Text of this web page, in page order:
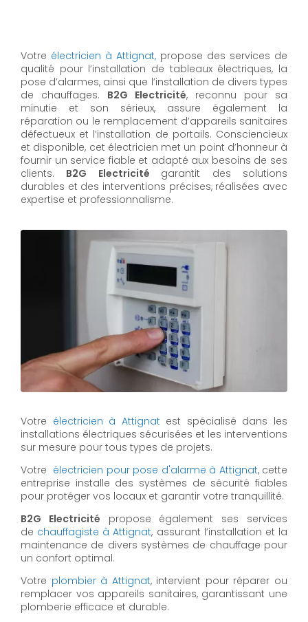
Votre électricien à Attignat, propose des services de
qualité pour l’installation de tableaux électriques, la
pose d’alarmes, ainsi que l’installation de divers types
de chauffages. B2G Electricité, reconnu pour sa
minutie et son sérieux, assure également la
réparation ou le remplacement d’appareils sanitaires
défectueux et l’installation de portails. Consciencieux
et disponible, cet électricien met un point d’honneur à
fournir un service fiable et adapté aux besoins de ses
clients. B2G Electricité garantit des solutions
durables et des interventions précises, réalisées avec
expertise et professionnalisme.
Votre électricien à Attignat est spécialisé dans les
installations électriques sécurisées et les interventions
sur mesure pour tous types de projets.
Votre électricien pour pose d'alarme à Attignat, cette
entreprise installe des systèmes de sécurité fiables
pour protéger vos locaux et garantir votre tranquillité.
B2G Electricité propose également ses services
de chauffagiste à Attignat, assurant l’installation et la
maintenance de divers systèmes de chauffage pour
un confort optimal.
Votre plombier à Attignat, intervient pour réparer ou
remplacer vos appareils sanitaires, garantissant une
plomberie efficace et durable.